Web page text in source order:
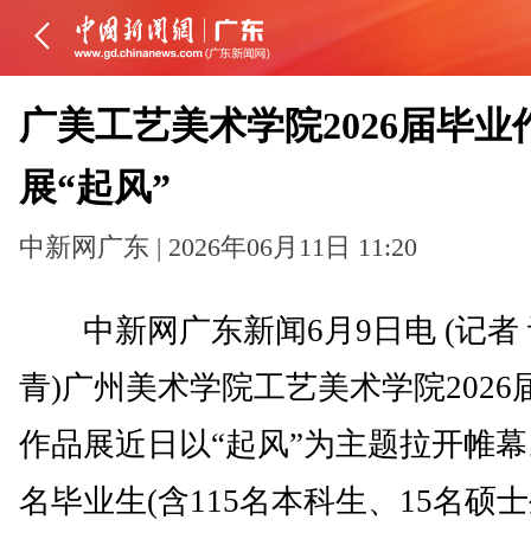
广美工艺美术学院2026届毕业
展“起风”
中新网广东 | 2026年06月11日 11:20
中新网广东新闻6月9日电 (记者
青)广州美术学院工艺美术学院2026
作品展近日以“起风”为主题拉开帷
名毕业生(含115名本科生、15名硕